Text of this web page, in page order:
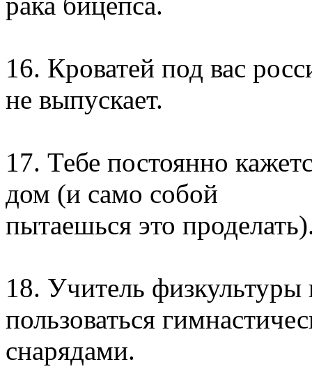
16. Кроватей под вас
не выпускает.
17. Тебе постоянно
дом (и само собой
пытаешься это
18. Учитель физкультуры
пользоваться
снарядами.